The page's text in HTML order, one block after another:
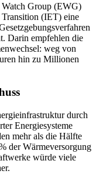
Group (EWG)
(IET) eine
Darin empfehlen die
weg von
hin zu Millionen
durch
Energiesysteme
mehr als die Hälfte
der Wärmeversorgung
würde viele